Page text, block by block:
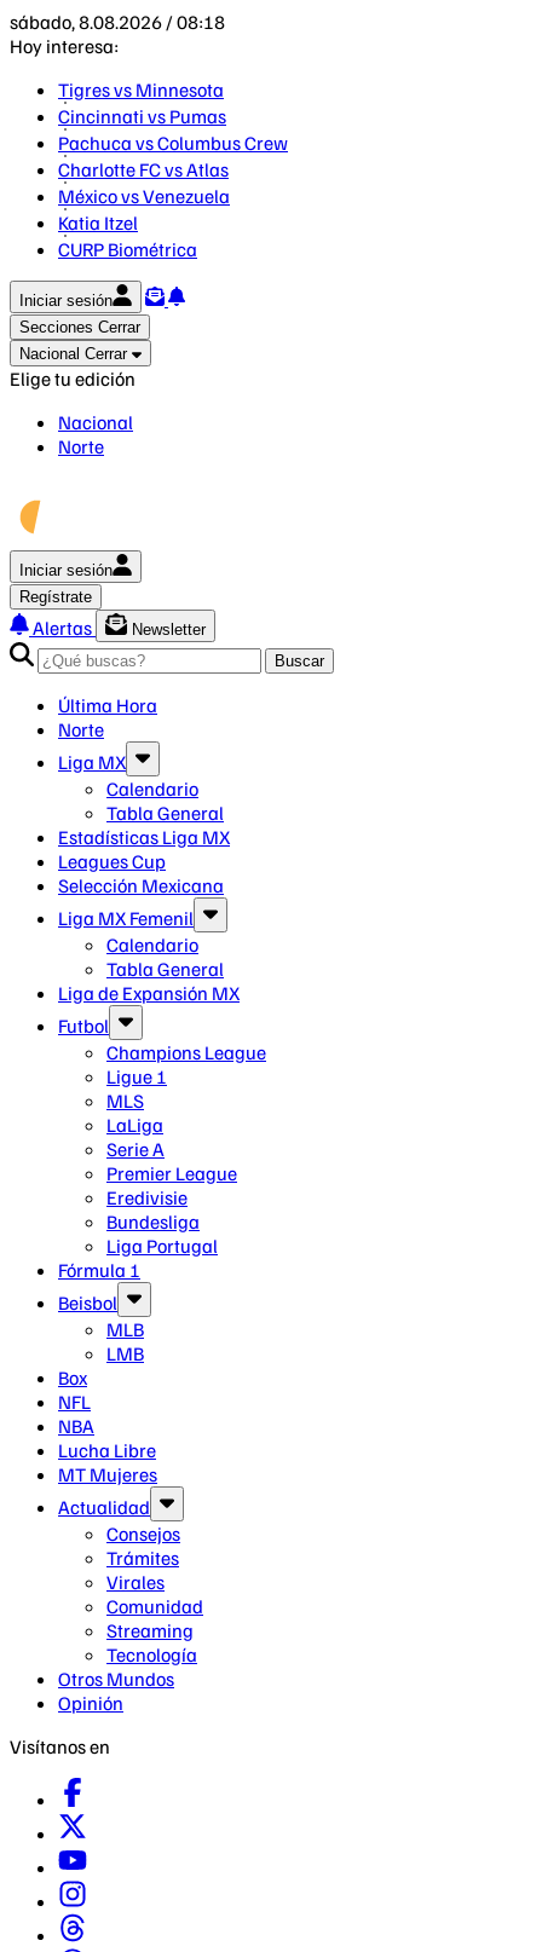
sábado, 8.08.2026 / 08:18
Hoy interesa:
Tigres vs Minnesota
Cincinnati vs Pumas
Pachuca vs Columbus Crew
Charlotte FC vs Atlas
México vs Venezuela
Katia Itzel
CURP Biométrica
Iniciar sesión
Secciones Cerrar
Nacional Cerrar
Elige tu edición
Nacional
Norte
Iniciar sesión
Regístrate
Alertas
Newsletter
Buscar
Última Hora
Norte
Liga MX
Calendario
Tabla General
Estadísticas Liga MX
Leagues Cup
Selección Mexicana
Liga MX Femenil
Calendario
Tabla General
Liga de Expansión MX
Futbol
Champions League
Ligue 1
MLS
LaLiga
Serie A
Premier League
Eredivisie
Bundesliga
Liga Portugal
Fórmula 1
Beisbol
MLB
LMB
Box
NFL
NBA
Lucha Libre
MT Mujeres
Actualidad
Consejos
Trámites
Virales
Comunidad
Streaming
Tecnología
Otros Mundos
Opinión
Visítanos en